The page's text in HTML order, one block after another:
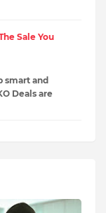
Sale You
smart and
Deals are